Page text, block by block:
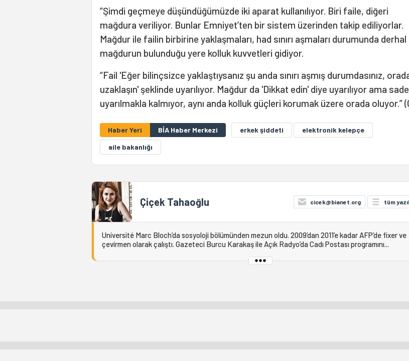
“Şimdi geçmeye düşündüğümüzde iki aparat kullanılıyor. Biri faile, diğeri
mağdura veriliyor. Bunlar Emniyet’ten bir sistem üzerinden takip ediliyorlar.
Mağdur ile failin birbirine yaklaşmaları, had sınırı aşmaları durumunda derhal
mağdurun bulunduğu yere kolluk kuvvetleri gidiyor.
“Fail 'Eğer bilinçsizce yaklaştıysanız şu anda sınırı aşmış durumdasınız,
uzaklaşın' şeklinde uyarılıyor. Mağdur da 'Dikkat edin' diye uyarılıyor ama
uyarılmakla kalmıyor, aynı anda kolluk güçleri korumak üzere orada oluyor.”
Haber Yeri BİA Haber Merkezi erkek şiddeti
elektronik kelepçe
aile bakanlığı
Çiçek Tahaoğlu cicek@bianet.org tüm
Université Marc Bloch’da sosyoloji bölümünden mezun oldu. 2009’dan 2011’e kadar AFP’de fixer ve
çevirmen olarak çalıştı. Gazeteci Burcu Karakaş ile Açık Radyo’da Cadı Postası programını...